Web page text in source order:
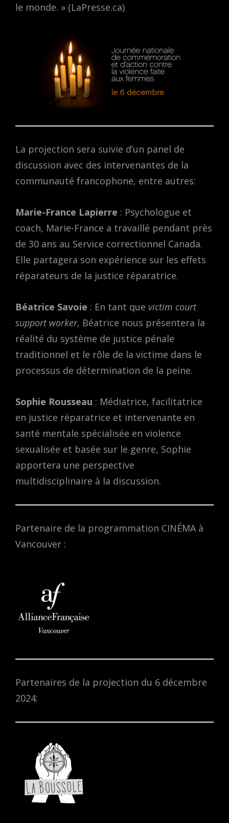
le monde. » (LaPresse.ca)
La projection sera suivie d’un panel de
discussion avec des intervenantes de la
communauté francophone, entre autres:
Marie-France Lapierre : Psychologue et
coach, Marie-France a travaillé pendant près
de 30 ans au Service correctionnel Canada.
Elle partagera son expérience sur les effets
réparateurs de la justice réparatrice.
Béatrice Savoie : En tant que victim court
support worker, Béatrice nous présentera la
réalité du système de justice pénale
traditionnel et le rôle de la victime dans le
processus de détermination de la peine.
Sophie Rousseau : Médiatrice, facilitatrice
en justice réparatrice et intervenante en
santé mentale spécialisée en violence
sexualisée et basée sur le genre, Sophie
apportera une perspective
multidisciplinaire à la discussion.
Partenaire de la programmation CINÉMA à
Vancouver :
Partenaires de la projection du 6 décembre
2024: